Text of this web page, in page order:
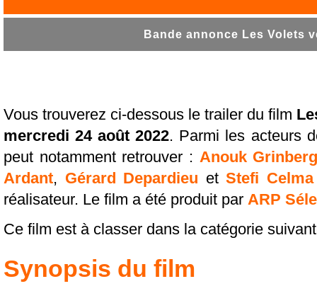
Bande annonce Les Volets
Vous trouverez ci-dessous le trailer du film
mercredi 24 août 2022. Parmi les acteurs
peut notamment retrouver : Anouk
Ardant, Gérard Depardieu et Stefi Celma
réalisateur. Le film a été produit par ARP
Ce film est à classer dans la catégorie
Synopsis du film